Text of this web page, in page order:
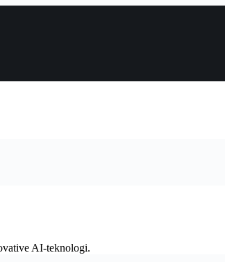
AI-teknologi.